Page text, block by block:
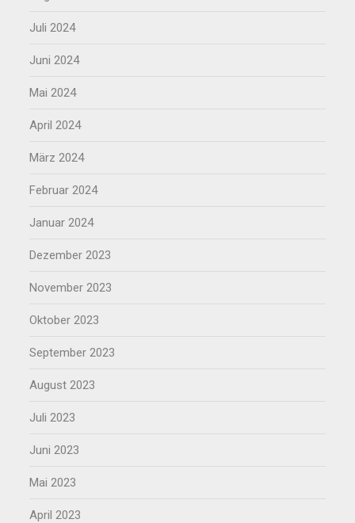
Juli 2024
Juni 2024
Mai 2024
April 2024
März 2024
Februar 2024
Januar 2024
Dezember 2023
November 2023
Oktober 2023
September 2023
August 2023
Juli 2023
Juni 2023
Mai 2023
April 2023